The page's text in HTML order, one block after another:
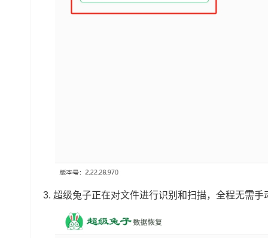
3. 超级兔子正在对文件进行识别和扫描，全程无需